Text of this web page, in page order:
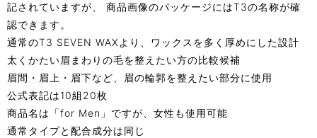
記されていますが、 商品画像のパッケージにはT3の名称が確
認できます。
通常のT3 SEVEN WAXより、ワックスを多く厚めにした設計
太くかたい眉まわりの毛を整えたい方の比較候補
眉間・眉上・眉下など、眉の輪郭を整えたい部分に使用
公式表記は10組20枚
商品名は「for Men」ですが、女性も使用可能
通常タイプと配合成分は同じ